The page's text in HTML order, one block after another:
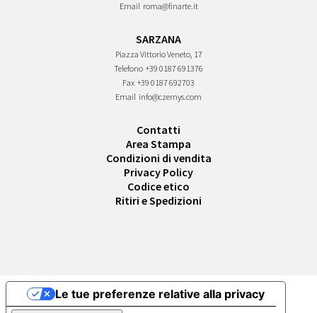
Email roma@finarte.it
SARZANA
Piazza Vittorio Veneto, 17
Telefono +39 0187 691376
Fax +39 0187 692703
Email info@czernys.com
Contatti
Area Stampa
Condizioni di vendita
Privacy Policy
Codice etico
Ritiri e Spedizioni
Le tue preferenze relative alla privacy